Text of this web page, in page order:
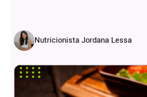
Nutricionista Jordana Lessa